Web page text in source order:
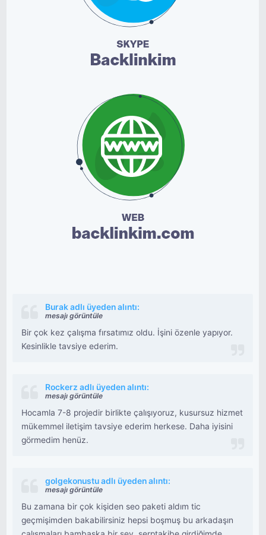
Burak adlı üyeden alıntı:
mesajı görüntüle
Bir çok kez çalışma fırsatımız oldu. İşini özenle yapıyor.
Kesinlikle tavsiye ederim.
Rockerz adlı üyeden alıntı:
mesajı görüntüle
Hocamla 7-8 projedir birlikte çalışıyoruz, kusursuz hizmet
mükemmel iletişim tavsiye ederim herkese. Daha iyisini
görmedim henüz.
golgekonustu adlı üyeden alıntı:
mesajı görüntüle
Bu zamana bir çok kişiden seo paketi aldım tic
geçmişimden bakabilirsiniz hepsi boşmuş bu arkadaşın